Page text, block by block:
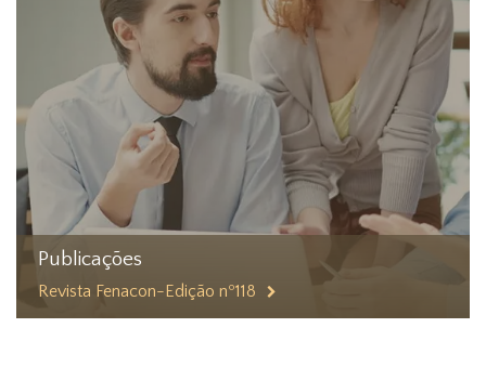
Publicações
Revista Fenacon-Edição nº118